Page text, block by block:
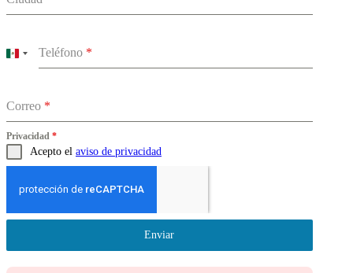
Teléfono *
Mexico
Correo *
Privacidad *
Acepto el aviso de privacidad
Enviar